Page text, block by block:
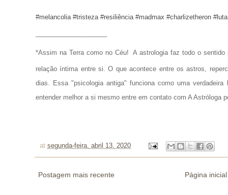
#melancolia #tristeza #resiliência #madmax #charlizetheron
*Assim na Terra como no Céu! A astrologia faz todo o
relação íntima entre si. O que acontece entre os astros,
dias. Essa "psicologia antiga" funciona como uma
entender melhor a si mesmo entre em contato com A Astróloga
at segunda-feira, abril 13, 2020
Postagem mais recente Página inicial